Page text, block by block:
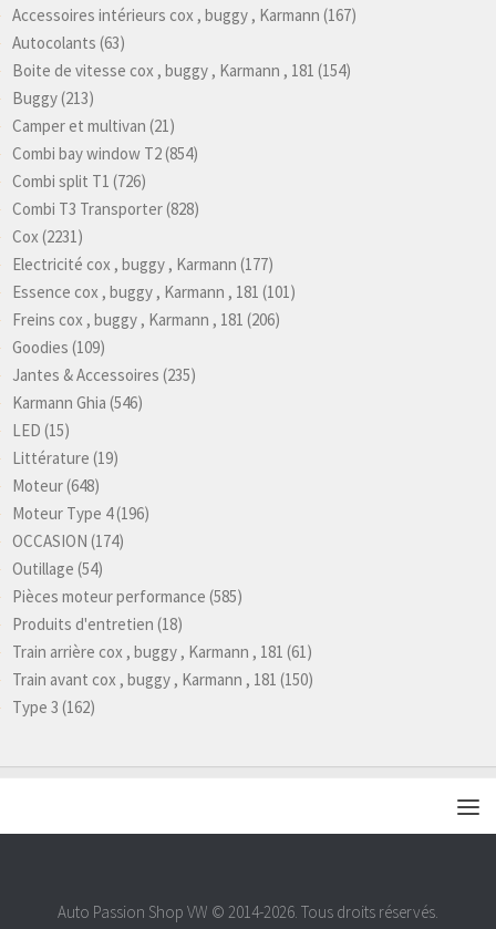
Accessoires intérieurs cox , buggy , Karmann (167)
Autocolants (63)
Boite de vitesse cox , buggy , Karmann , 181 (154)
Buggy(213)
Camper et multivan (21)
Combi bay window T2(854)
Combi split T1 (726)
Combi T3 Transporter(828)
Cox(2231)
Electricité cox , buggy , Karmann (177)
Essence cox , buggy , Karmann , 181 (101)
Freins cox , buggy , Karmann , 181 (206)
Goodies (109)
Jantes & Accessoires (235)
Karmann Ghia (546)
LED (15)
Littérature (19)
Moteur(648)
Moteur Type 4(196)
OCCASION (174)
Outillage (54)
Pièces moteur performance (585)
Produits d'entretien (18)
Train arrière cox , buggy , Karmann , 181 (61)
Train avant cox , buggy , Karmann , 181 (150)
Type 3 (162)
Auto Passion Shop VW © 2014-2026. Tous droits réservés.